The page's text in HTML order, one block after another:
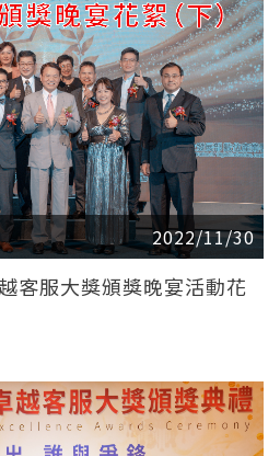
2022/11/30
客服大獎頒獎晚宴活動花